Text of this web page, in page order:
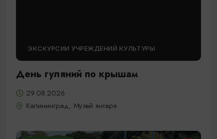
ЭКСКУРСИИ УЧРЕЖДЕНИЙ КУЛЬТУРЫ
День гуляний по крышам
29.08.2026
Калининград, Музей янтаря